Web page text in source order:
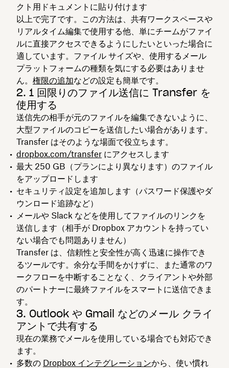
クト用ドキュメントに貼り付けます
以上で完了です。この方法は、共有ワークスペースや
リアルタイム編集で使用する他、単にチームがファイ
ルに直接アクセスできるようにしたいといった場合に
適しています。ファイル サイズや、使用するメール
プラットフォームの種類を気にする必要はありませ
ん。 権限の追加などの設定も簡単です。
2. 1 回限りのファイル送信に Transfer を
使用する
送信先の相手が元のファイルを編集できないように、
大型ファイルのコピーを送信したい場合があります。
Transfer はそのような場面で役立ちます。
dropbox.com/transfer にアクセスします
最大 250 GB（プランにより異なります）のファイル
をアップロードします
セキュリティ設定を追加します（パスワード保護やダ
ウンロード追跡など）
メールや Slack などを使用してファイルのリンクを
送信します（相手が Dropbox アカウントを持ってい
ない場合でも問題ありません）
Transfer は、信頼性と安全性が高く迅速に操作でき
るツールです。余分な手間をかけずに、また通常のワ
ークフローを中断することなく、クライアントや外部
のパートナーに最終ファイルをスマートに送信できま
す。
3. Outlook や Gmail などのメール クライ
アントで共有する
現在の業務でメールを使用している場合でも対応でき
ます。
多数の Dropbox インテグレーションから、使い慣れ